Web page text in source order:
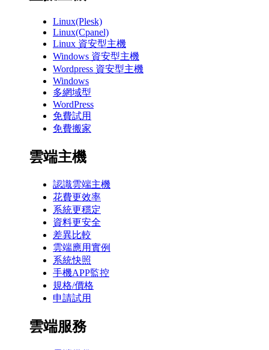
Linux(Plesk)
Linux(Cpanel)
Linux 資安型主機
Windows 資安型主機
Wordpress 資安型主機
Windows
多網域型
WordPress
免費試用
免費搬家
雲端主機
認識雲端主機
花費更效率
系統更穩定
資料更安全
差異比較
雲端應用實例
系統快照
手機APP監控
規格/價格
申請試用
雲端服務